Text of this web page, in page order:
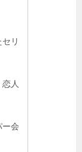
リ
人
会